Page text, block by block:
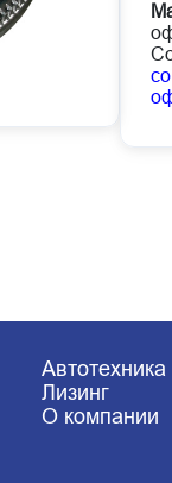
Автотехника
Лизинг
О компании